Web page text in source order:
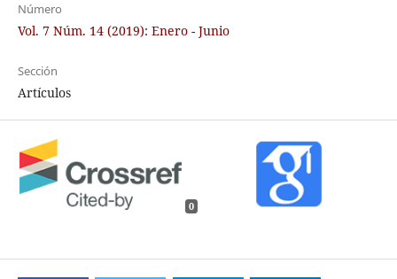
Número
Vol. 7 Núm. 14 (2019): Enero - Junio
Sección
Artículos
0